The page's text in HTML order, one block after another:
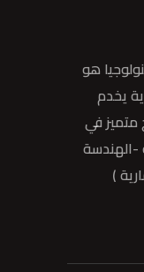
هو
يخدم
متميز في
-الهندسة
)